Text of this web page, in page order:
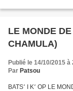
LE MONDE
CHAMULA)
Publié le 14/10/2015 à
Par Patsou
BATS՚ I K՚ OP LE